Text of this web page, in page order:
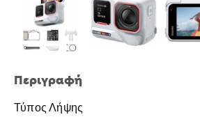
Περιγραφή
Τύπος Λήψης